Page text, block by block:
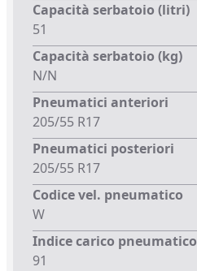
Capacità serbatoio (litri)
51
Capacità serbatoio (kg)
N/N
Pneumatici anteriori
205/55 R17
Pneumatici posteriori
205/55 R17
Codice vel. pneumatico
W
Indice carico pneumatico
91